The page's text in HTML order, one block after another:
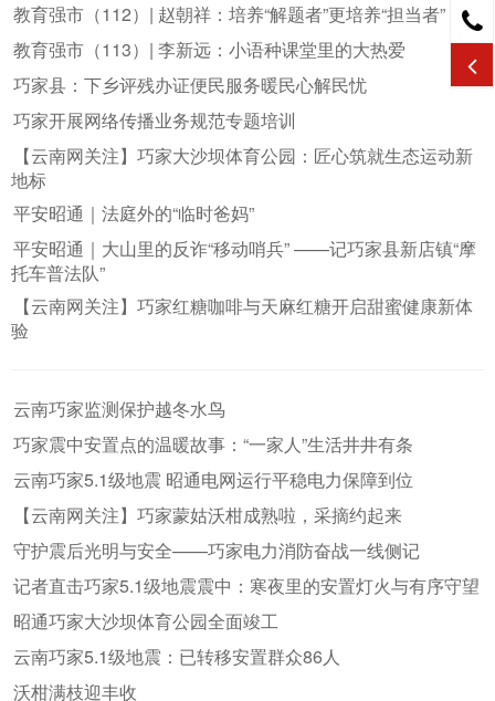
教育强市（112）| 赵朝祥：培养“解题者”更培养“担当者”
教育强市（113）| 李新远：小语种课堂里的大热爱
巧家县：下乡评残办证便民服务暖民心解民忧
巧家开展网络传播业务规范专题培训
【云南网关注】巧家大沙坝体育公园：匠心筑就生态运动新
地标
平安昭通｜法庭外的“临时爸妈”
平安昭通｜大山里的反诈“移动哨兵” ——记巧家县新店镇“摩
托车普法队”
【云南网关注】巧家红糖咖啡与天麻红糖开启甜蜜健康新体
验
云南巧家监测保护越冬水鸟
巧家震中安置点的温暖故事：“一家人”生活井井有条
云南巧家5.1级地震 昭通电网运行平稳电力保障到位
【云南网关注】巧家蒙姑沃柑成熟啦，采摘约起来
守护震后光明与安全——巧家电力消防奋战一线侧记
记者直击巧家5.1级地震震中：寒夜里的安置灯火与有序守望
昭通巧家大沙坝体育公园全面竣工
云南巧家5.1级地震：已转移安置群众86人
沃柑满枝迎丰收